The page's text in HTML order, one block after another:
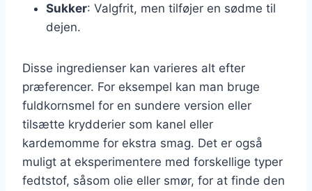
Sukker: Valgfrit, men tilføjer en sødme til
dejen.
Disse ingredienser kan varieres alt efter
præferencer. For eksempel kan man bruge
fuldkornsmel for en sundere version eller
tilsætte krydderier som kanel eller
kardemomme for ekstra smag. Det er også
muligt at eksperimentere med forskellige typer
fedtstof, såsom olie eller smør, for at finde den